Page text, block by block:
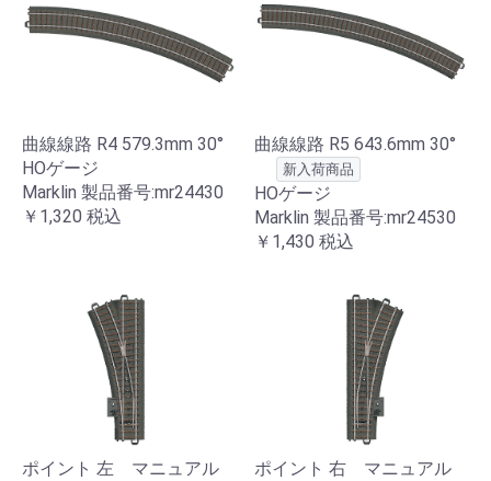
曲線線路 R4 579.3mm 30°
HOゲージ
Marklin 製品番号:mr24430
￥1,320 税込
曲線線路 R5 643.6mm 30°
新入荷商品
HOゲージ
Marklin 製品番号:mr24530
￥1,430 税込
ポイント 左 マニュアル
ポイント 右 マニュアル